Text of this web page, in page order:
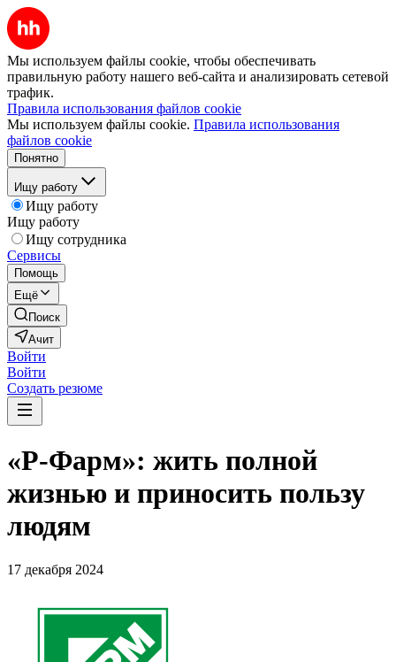
Мы используем файлы cookie, чтобы обеспечивать
правильную работу нашего веб-сайта и анализировать сетевой
трафик.
Правила использования файлов cookie
Мы используем файлы cookie. Правила использования
файлов cookie
Понятно
Ищу работу
Ищу работу
Ищу работу
Ищу сотрудника
Сервисы
Помощь
Ещё
Поиск
Ачит
Войти
Войти
Создать резюме
«Р-Фарм»: жить полной
жизнью и приносить пользу
людям
17 декабря 2024